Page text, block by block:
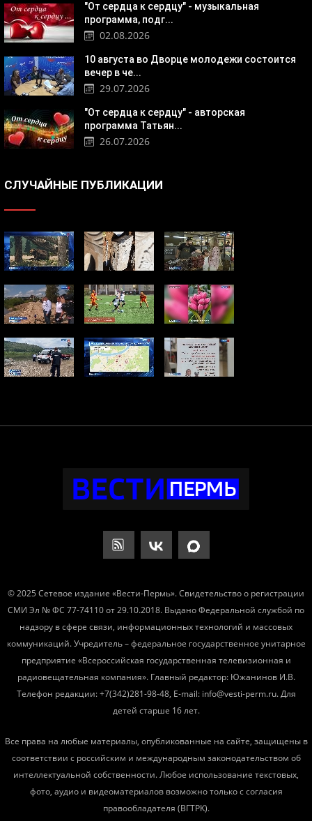
"От сердца к сердцу" - музыкальная
программа, подг...
02.08.2026
10 августа во Дворце молодежи состоится
вечер в че...
29.07.2026
"От сердца к сердцу" - авторская
программа Татьян...
26.07.2026
СЛУЧАЙНЫЕ ПУБЛИКАЦИИ
© 2025 Сетевое издание «Вести-Пермь». Свидетельство о регистрации
СМИ Эл № ФС 77-74110 от 29.10.2018. Выдано Федеральной службой по
надзору в сфере связи, информационных технологий и массовых
коммуникаций. Учредитель – федеральное государственное унитарное
предприятие «Всероссийская государственная телевизионная и
радиовещательная компания». Главный редактор: Южанинов И.В.
Телефон редакции: +7(342)281-98-48, E-mail: info@vesti-perm.ru. Для
детей старше 16 лет.
Все права на любые материалы, опубликованные на сайте, защищены в
соответствии с российским и международным законодательством об
интеллектуальной собственности. Любое использование текстовых,
фото, аудио и видеоматериалов возможно только с согласия
правообладателя (ВГТРК).